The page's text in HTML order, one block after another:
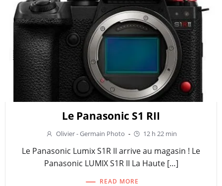
Le Panasonic S1 RII
Olivier - Germain Photo - 12 h 22 min
Le Panasonic Lumix S1R II arrive au magasin ! Le
Panasonic LUMIX S1R II La Haute […]
READ MORE